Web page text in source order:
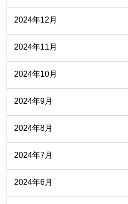
2024年12月
2024年11月
2024年10月
2024年9月
2024年8月
2024年7月
2024年6月